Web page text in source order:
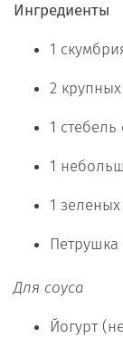
Ингредиенты
1
2
1
1
1
Для соуса
Йогурт